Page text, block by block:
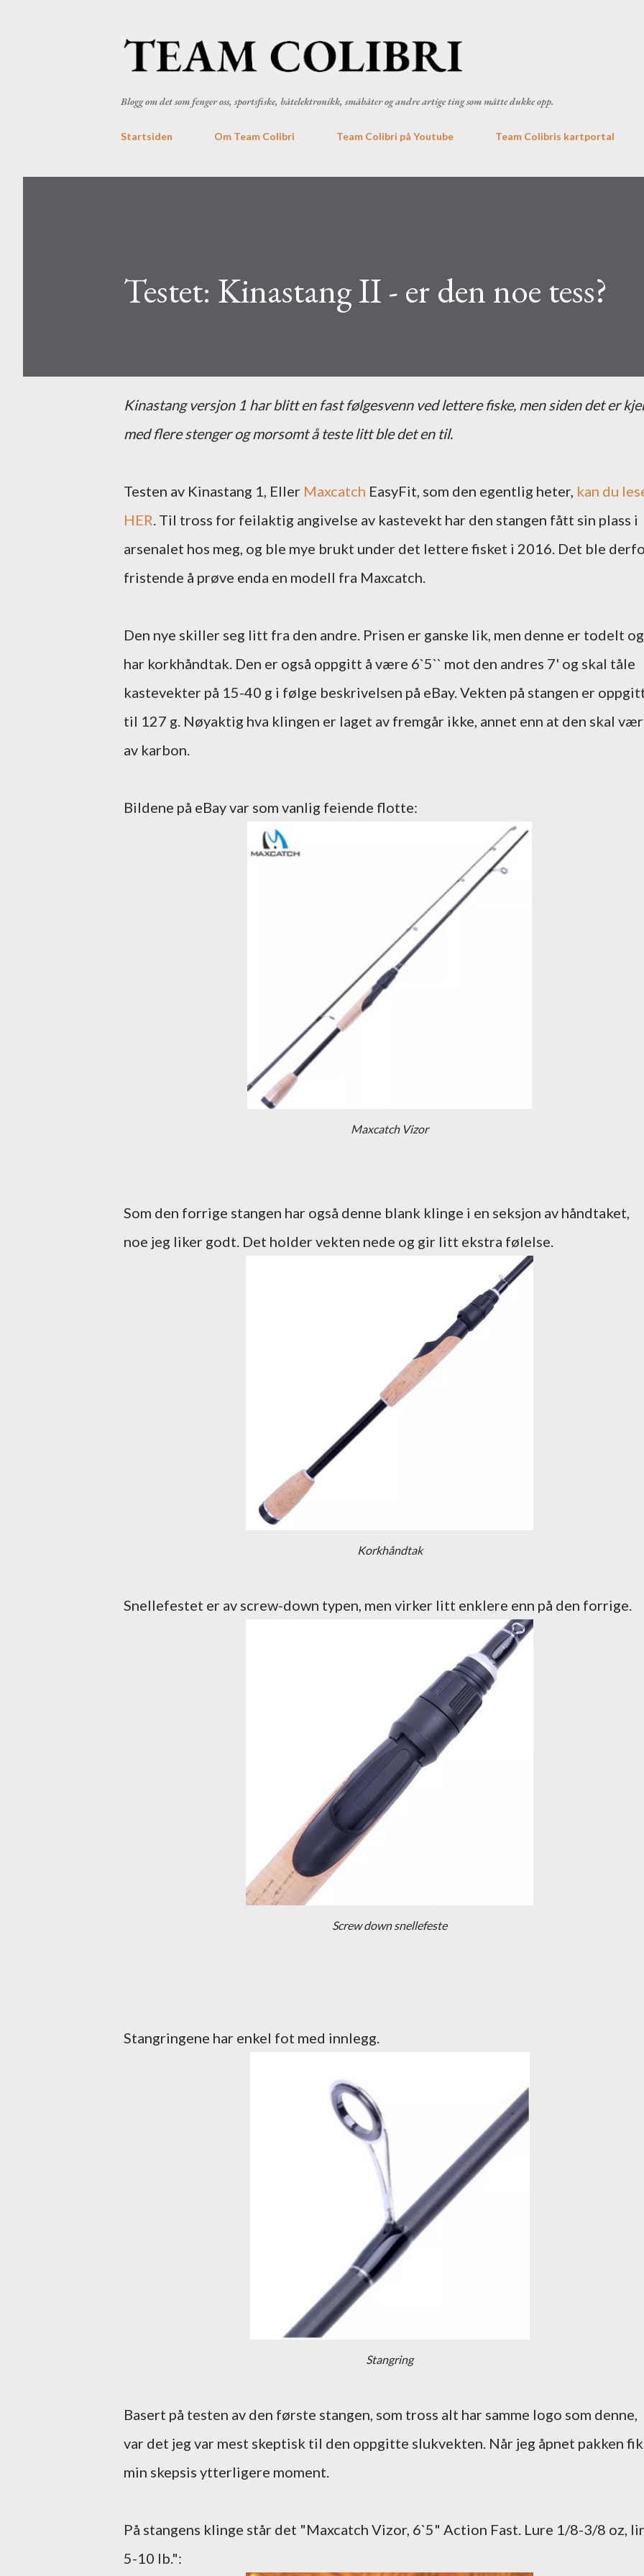
Blogg om det som fenger oss, sportsfiske, båtelektronikk, småbåter og andre artige ting som måtte dukke opp.
Startsiden Om Team Colibri Team Colibri på Youtube Team Colibris kartportal
Testet: Kinastang II - er den noe tess?
Kinastang versjon 1 har blitt en fast følgesvenn ved lettere fiske, men siden det er kjekt
med flere stenger og morsomt å teste litt ble det en til.
Testen av Kinastang 1, Eller Maxcatch EasyFit, som den egentlig heter, kan du
HER. Til tross for feilaktig angivelse av kastevekt har den stangen fått sin plass i
arsenalet hos meg, og ble mye brukt under det lettere fisket i 2016. Det ble
fristende å prøve enda en modell fra Maxcatch.
Den nye skiller seg litt fra den andre. Prisen er ganske lik, men denne er todelt og
har korkhåndtak. Den er også oppgitt å være 6`5`` mot den andres 7' og skal tåle
kastevekter på 15-40 g i følge beskrivelsen på eBay. Vekten på stangen er
til 127 g. Nøyaktig hva klingen er laget av fremgår ikke, annet enn at den skal
av karbon.
Bildene på eBay var som vanlig feiende flotte:
Maxcatch Vizor
Som den forrige stangen har også denne blank klinge i en seksjon av håndtaket,
noe jeg liker godt. Det holder vekten nede og gir litt ekstra følelse.
Korkhåndtak
Snellefestet er av screw-down typen, men virker litt enklere enn på den forrige.
Screw down snellefeste
Stangringene har enkel fot med innlegg.
Stangring
Basert på testen av den første stangen, som tross alt har samme logo som denne,
var det jeg var mest skeptisk til den oppgitte slukvekten. Når jeg åpnet pakken
min skepsis ytterligere moment.
På stangens klinge står det "Maxcatch Vizor, 6`5" Action Fast. Lure 1/8-3/8 oz,
5-10 lb.":